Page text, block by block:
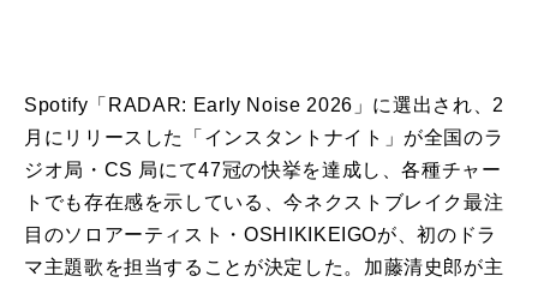
Spotify「RADAR: Early Noise 2026」に選出され、2
月にリリースした「インスタントナイト」が全国のラ
ジオ局・CS 局にて47冠の快挙を達成し、各種チャー
トでも存在感を示している、今ネクストブレイク最注
目のソロアーティスト・OSHIKIKEIGOが、初のドラ
マ主題歌を担当することが決定した。加藤清史郎が主